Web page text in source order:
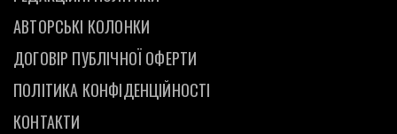
АВТОРСЬКІ КОЛОНКИ
ДОГОВІР ПУБЛІЧНОЇ ОФЕРТИ
ПОЛІТИКА КОНФІДЕНЦІЙНОСТІ
КОНТАКТИ